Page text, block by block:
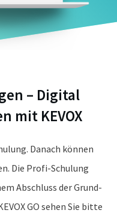
– Digital
mit KEVOX
Danach können
Die Profi-Schulung
Abschluss der Grund-
GO sehen Sie bitte